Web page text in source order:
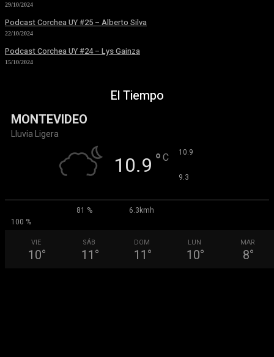
29/10/2024
Podcast Corchea UY #25 – Alberto Silva
22/10/2024
Podcast Corchea UY #24 – Lys Gainza
15/10/2024
El Tiempo
MONTEVIDEO
Lluvia Ligera
10.9 ° C 10.9
9.3
81 %
6.3kmh
100 %
VIE
10°
SÁB
11 °
DOM
11 °
LUN
10°
MAR
8°